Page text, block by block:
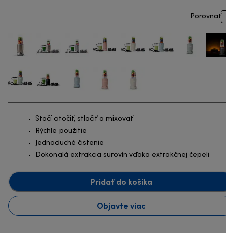
Porovnať
Stačí otočiť, stlačiť a mixovať
Rýchle použitie
Jednoduché čistenie
Dokonalá extrakcia surovín vďaka extrakčnej čepeli
Pridať do košíka
Objavte viac